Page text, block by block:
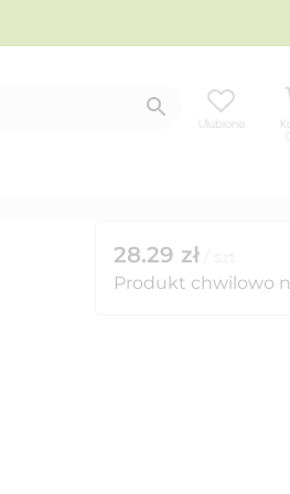
Ulubione
0
28.29 zł
Produkt chwilowo